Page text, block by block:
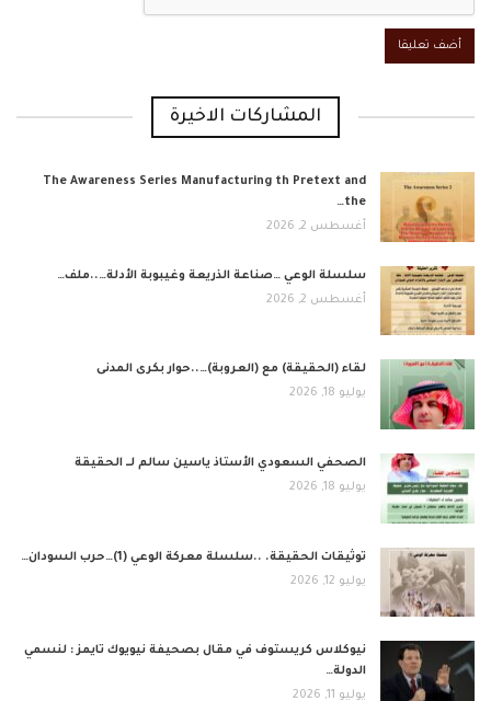
المشاركات الاخيرة
The Awareness Series Manufacturing th Pretext and
the…
أغسطس 2, 2026
​سلسلة الوعي …صناعة الذريعة وغيبوبة الأدلة…..ملف…
أغسطس 2, 2026
لقاء (الحقيقة) مع (العروبة)…..حوار بكرى المدنى
يوليو 18, 2026
الصحفي السعودي الأستاذ ياسين سالم لــ الحقيقة
يوليو 18, 2026
توثيقات الحقيقة. ..سلسلة معركة الوعي (1)…حرب السودان…
يوليو 12, 2026
نيوكلاس كريستوف في مقال بصحيفة نيويوك تايمز : لنسمي
الدولة…
يوليو 11, 2026